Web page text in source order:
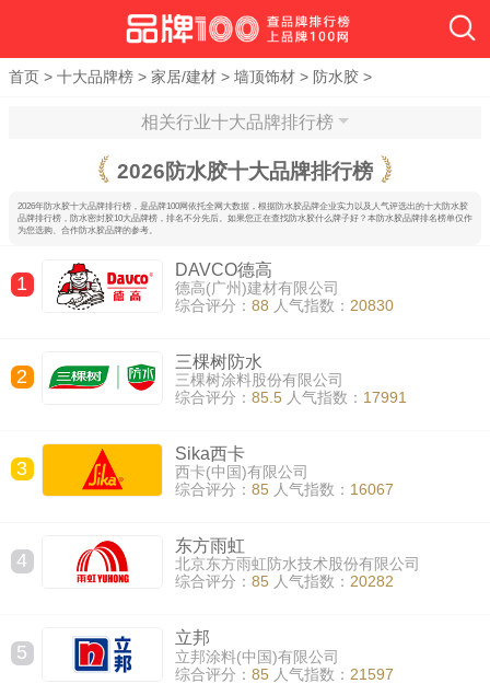
首页 > 十大品牌榜 > 家居/建材 > 墙顶饰材 > 防水胶 >
相关行业十大品牌排行榜
2026防水胶十大品牌排行榜
2026年防水胶十大品牌排行榜，是品牌100网依托全网大数据，根据防水胶品牌企业实力以及人气评选出的十大防水胶
品牌排行榜，防水密封胶10大品牌榜，排名不分先后。如果您正在查找防水胶什么牌子好？本防水胶品牌排名榜单仅作
为您选购、合作防水胶品牌的参考。
1
DAVCO德高
德高(广州)建材有限公司
综合评分： 88 人气指数： 20830
2
三棵树防水
三棵树涂料股份有限公司
综合评分： 85.5 人气指数： 17991
3
Sika西卡
西卡(中国)有限公司
综合评分： 85 人气指数： 16067
4
东方雨虹
北京东方雨虹防水技术股份有限公司
综合评分： 85 人气指数： 20282
5
立邦
立邦涂料(中国)有限公司
综合评分： 85 人气指数： 21597